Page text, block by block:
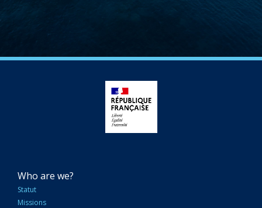
NAVIGATION
PRINCIPALE
Who are we?
Statut
Missions